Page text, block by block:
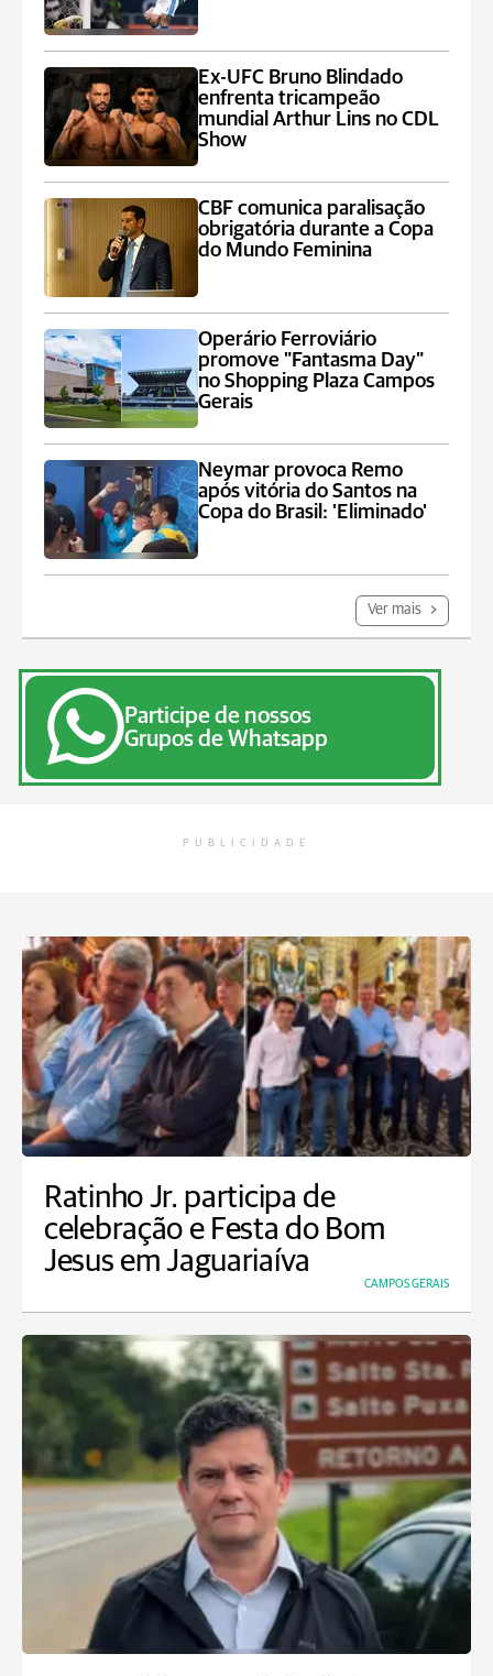
Ex-UFC Bruno Blindado
enfrenta tricampeão
mundial Arthur Lins no CDL
Show
CBF comunica paralisação
obrigatória durante a Copa
do Mundo Feminina
Operário Ferroviário
promove "Fantasma Day"
no Shopping Plaza Campos
Gerais
Neymar provoca Remo
após vitória do Santos na
Copa do Brasil: 'Eliminado'
Ver mais
Participe de nossos
Grupos de Whatsapp
PUBLICIDADE
Ratinho Jr. participa de
celebração e Festa do Bom
Jesus em Jaguariaíva
CAMPOS GERAIS